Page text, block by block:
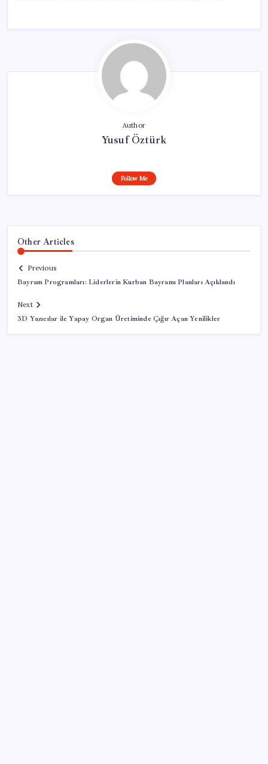
Author
Yusuf Öztürk
Follow Me
Other Articles
Previous
Bayram Programları: Liderlerin Kurban Bayramı Planları Açıklandı
Next
3D Yazıcılar ile Yapay Organ Üretiminde Çığır Açan Yenilikler